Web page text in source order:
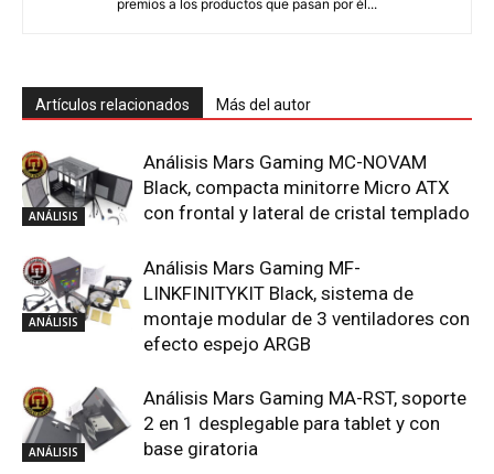
Artículos relacionados Más del autor
ANÁLISIS
Black, compacta minitorre Micro ATX
con frontal y lateral de cristal templado
ANÁLISIS
Análisis Mars Gaming MF-
LINKFINITYKIT Black, sistema de
montaje modular de 3 ventiladores con
Análisis Mars Gaming MA-RST, soporte
2 en 1 desplegable para tablet y con
base giratoria
ANÁLISIS
Análisis Mars Gaming MC-3T Black
Edition, robusta caja personalizable y
panorámica para jugadores